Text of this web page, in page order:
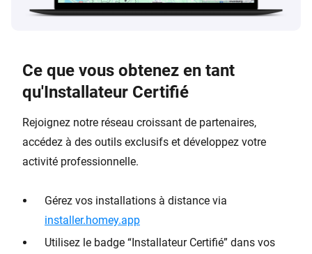
Ce que vous obtenez en tant
qu'Installateur Certifié
Rejoignez notre réseau croissant de partenaires,
accédez à des outils exclusifs et développez votre
activité professionnelle.
Gérez vos installations à distance via
installer.homey.app
Utilisez le badge “Installateur Certifié” dans vos